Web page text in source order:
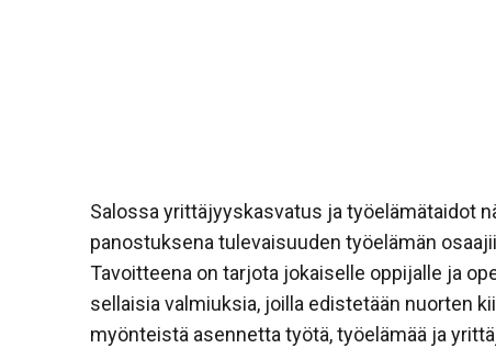
Salossa yrittäjyyskasvatus ja työelämätaidot
panostuksena tulevaisuuden työelämän
Tavoitteena on tarjota jokaiselle oppijalle ja
sellaisia valmiuksia, joilla edistetään nuorten
myönteistä asennetta työtä, työelämää ja